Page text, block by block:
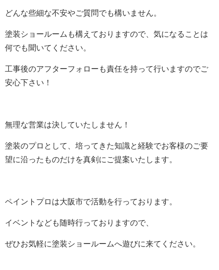
どんな些細な不安やご質問でも構いません。
塗装ショールームも構えておりますので、気になることは
何でも聞いてください。
工事後のアフターフォローも責任を持って行いますのでご
安心下さい！
無理な営業は決していたしません！
塗装のプロとして、培ってきた知識と経験でお客様のご要
望に沿ったものだけを真剣にご提案いたします。
ペイントプロは大阪市で活動を行っております。
イベントなども随時行っておりますので、
ぜひお気軽に塗装ショールームへ遊びに来てください。